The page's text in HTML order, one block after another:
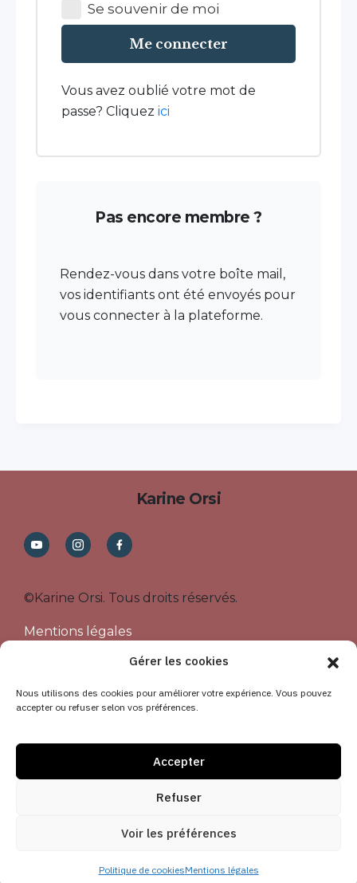
Gérer les cookies
Nous utilisons des cookies pour améliorer votre expérience. Vous pouvez
accepter ou refuser selon vos préférences.
Accepter
Refuser
Voir les préférences
Politique de cookiesMentions légales
Se souvenir de moi
Me connecter
Vous avez oublié votre mot de
passe? Cliquez ici
Pas encore membre ?
Rendez-vous dans votre boîte mail,
vos identifiants ont été envoyés pour
vous connecter à la plateforme.
Karine Orsi
©Karine Orsi. Tous droits réservés.
Mentions légales
Formations